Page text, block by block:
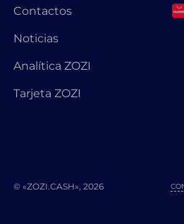
Contactos
Noticias
Analítica ZOZI
Tarjeta ZOZI
© «ZOZI.CASH», 2026